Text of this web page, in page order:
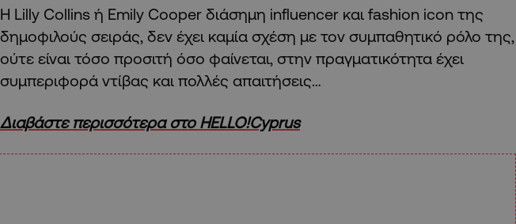
Η Lilly Collins ή Emily Cooper διάσημη influencer και fashion icon της
δημοφιλούς σειράς, δεν έχει καμία σχέση με τον συμπαθητικό ρόλο της,
ούτε είναι τόσο προσιτή όσο φαίνεται, στην πραγματικότητα έχει
συμπεριφορά ντίβας και πολλές απαιτήσεις…
Διαβάστε περισσότερα στο HELLO!Cyprus